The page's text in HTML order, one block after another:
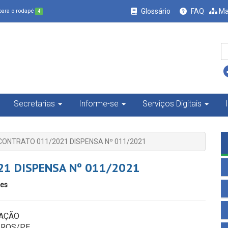
o rodapé 4 Glossário FAQ
Secretarias Informe-se Serviços Digitais
011/2021 DISPENSA Nº 011/2021
DISPENSA Nº 011/2021